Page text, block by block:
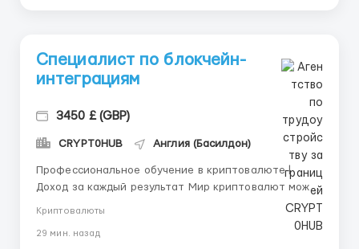
Специалист по блокчейн-
интеграциям
3450 £ (GBP)
CRYPT0HUB Англия (Басилдон)
Профессиональное обучение в криптовалюте |
Доход за каждый результат Мир криптовалют может
казаться сложным и небезопасным. Мы понимаем
ваши опасения и предлагаем решение: пошаговое
обучение и реальную практику без рисков. Мы —
Криптовалюты
29 мин. назад